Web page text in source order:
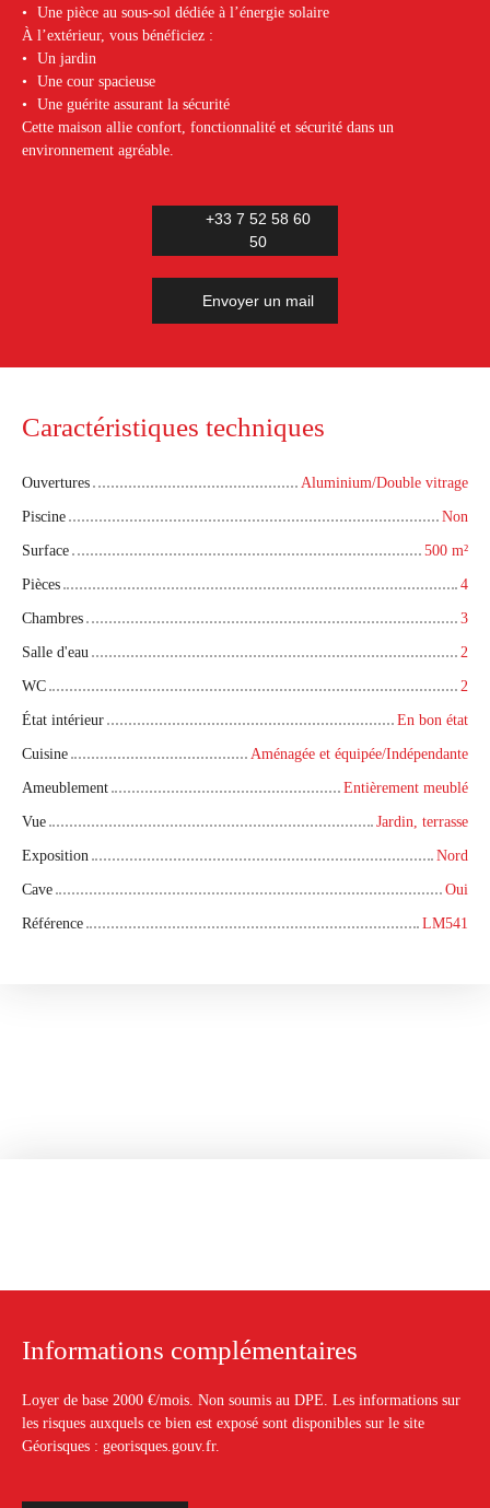
Une pièce au sous-sol dédiée à l’énergie solaire
À l’extérieur, vous bénéficiez :
Un jardin
Une cour spacieuse
Une guérite assurant la sécurité
Cette maison allie confort, fonctionnalité et sécurité dans un
environnement agréable.
+33 7 52 58 60
50
Envoyer un mail
Caractéristiques techniques
Ouvertures
Aluminium/Double vitrage
Piscine
Non
Surface
500 m²
Pièces
4
Chambres
3
Salle d'eau
2
WC
2
État intérieur
En bon état
Cuisine
Aménagée et équipée/Indépendante
Ameublement
Entièrement meublé
Vue
Jardin, terrasse
Exposition
Nord
Cave
Oui
Référence
LM541
Informations complémentaires
Loyer de base 2000 €/mois. Non soumis au DPE. Les informations sur
les risques auxquels ce bien est exposé sont disponibles sur le site
Géorisques : georisques.gouv.fr.